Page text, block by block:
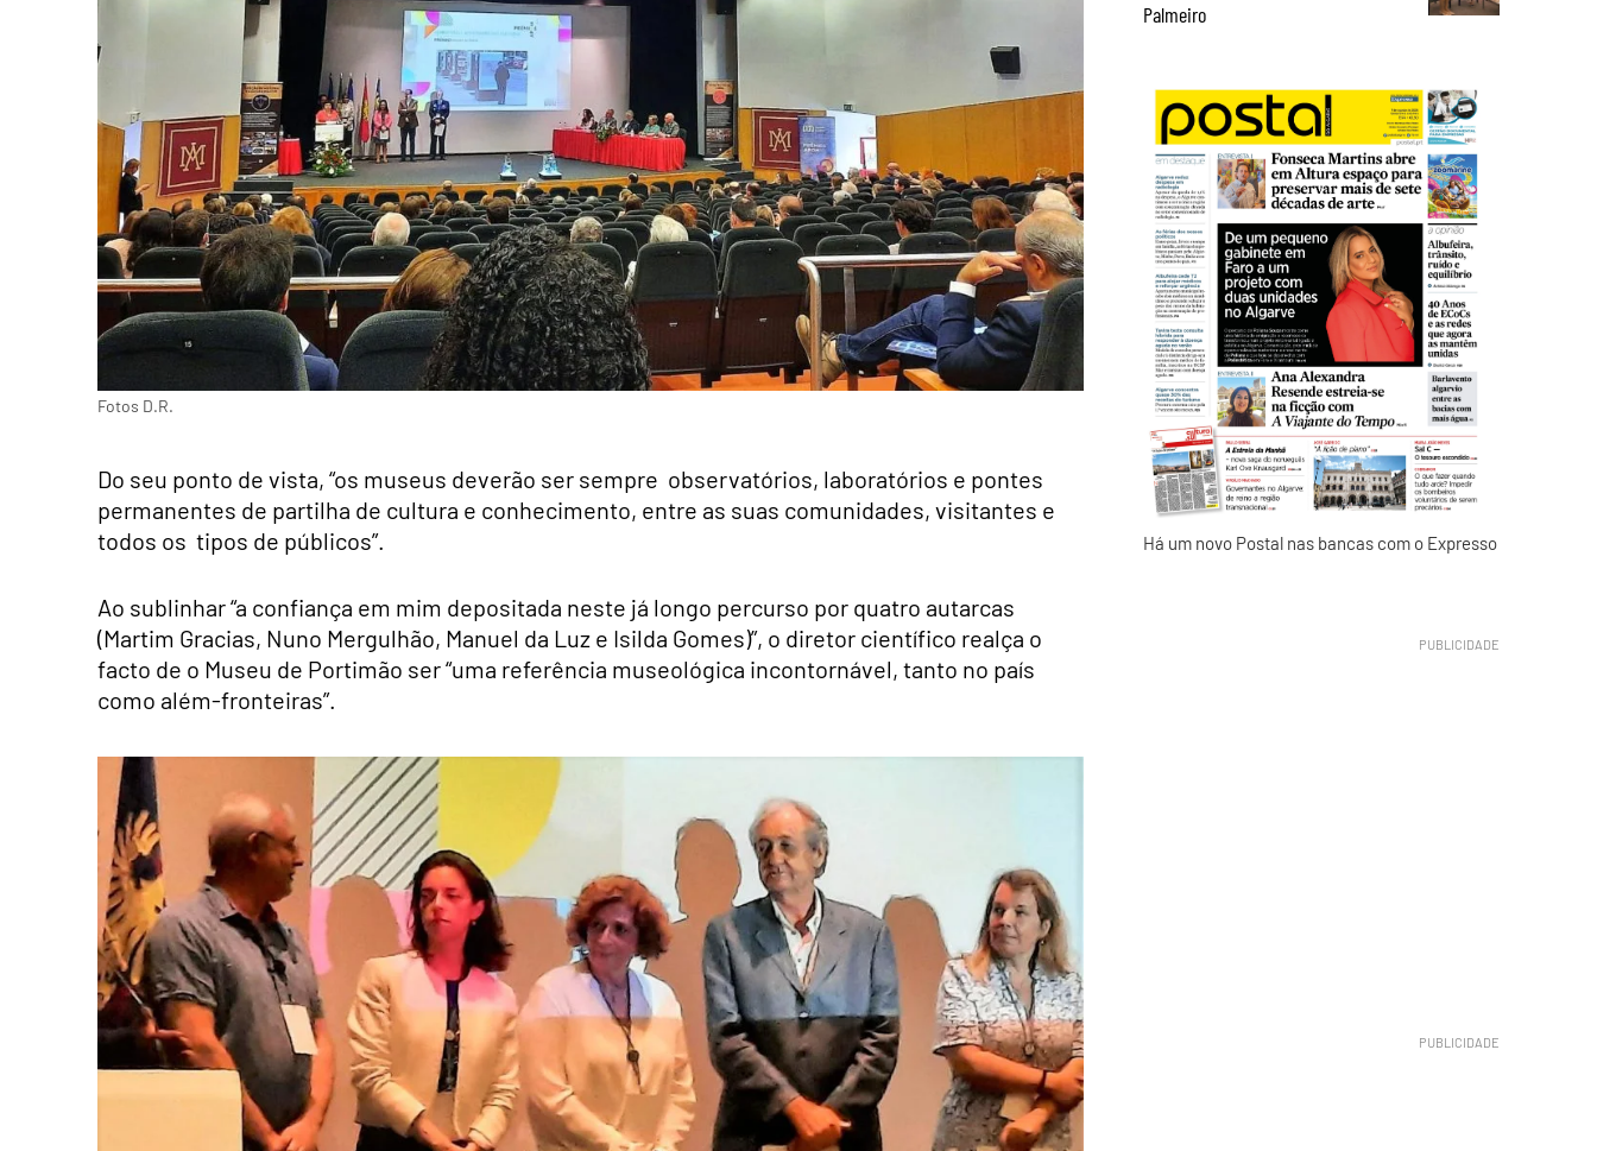
Fotos D.R.
Do seu ponto de vista, “os museus deverão ser sempre observatórios, laboratórios e pontes
permanentes de partilha de cultura e conhecimento, entre as suas comunidades, visitantes e
todos os tipos de públicos”.
Ao sublinhar “a confiança em mim depositada neste já longo percurso por quatro autarcas
(Martim Gracias, Nuno Mergulhão, Manuel da Luz e Isilda Gomes)”, o diretor científico realça o
facto de o Museu de Portimão ser “uma referência museológica incontornável, tanto no país
como além-fronteiras”.
Palmeiro
Há um novo Postal nas bancas com o Expresso